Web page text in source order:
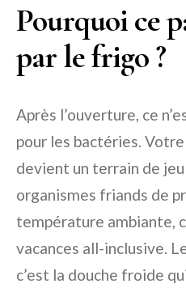
Pourquoi ce
par le frigo ?
Après l’ouverture, ce
pour les bactéries.
devient un terrain de
organismes friands de
température ambiante,
vacances all-inclusive.
c’est la douche froide